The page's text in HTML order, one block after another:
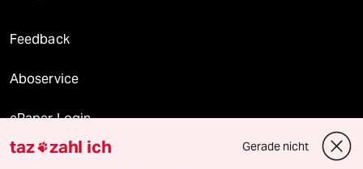
Feedback
Aboservice
ePaper Login
Downloads für Abonnierende
taz zahl ich Gerade nicht